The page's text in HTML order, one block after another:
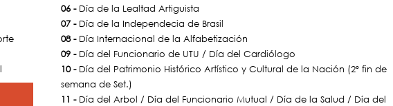
06 -Día de la Lealtad Artiguista
07 -Día de la Independecia de Brasil
08 -Día Internacional de la Alfabetización
09 -Día del Funcionario de UTU / Día del Cardiólogo
10 -Día del Patrimonio Histórico Artístico y Cultural de la Nación (2º fin de
semana de Set.)
11 -Día del Arbol / Día del Funcionario Mutual / Día de la Salud / Día del